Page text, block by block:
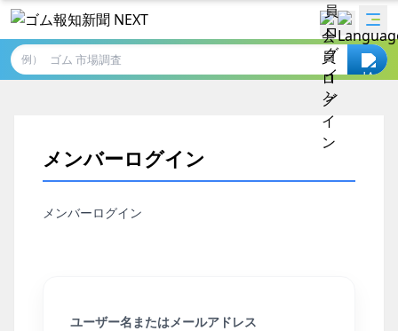
例）
メンバーログイン
メンバーログイン
ユーザー名またはメールアドレス